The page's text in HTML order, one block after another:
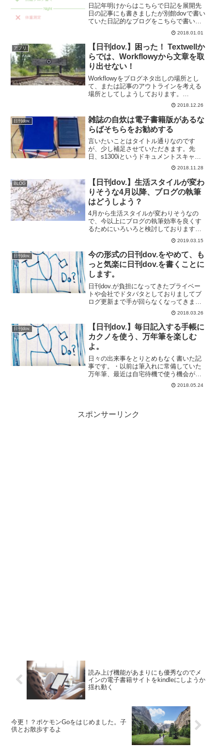
日記年明けからはこちらで日記を展開先
日の記事にも書きましたが別館dovで書い
ていた日記的なブログをこちらで書いて
いこうかと思います。おつきあいお願い
します。さて、移動後の一発目ですね。
この大晦日と正月はわたしの実家にとま
り、元旦には奥さんの...
2018.01.01
アプリ
【日刊dov.】困った！ Textwellか
らでは、Workflowyから文章を取
り出せない！
Workflowyをブログネタ出しの場所とし
て、または記事のアウトラインを考える
場所としてしようしております。
Workflowyで書いたデータはiPhoneですと
TextwellのActionで取り出しておりました
が、先日のiPhone版の...
2018.12.26
日刊dov.
雑誌の自炊は電子書籍版があるな
らばそちらをお勧めする
言いたいことはタイトル通りなのです
が、少し補足させていただきます。先
日、s1300iというドキュメントスキャナ
を購入したと書きましたが、その後20冊
程度自炊しました。自炊していて、ビジ
ネス書等は文字ばかりなので白と黒のコ
ントラストがはっきり...
2018.11.28
BLOG
【日刊dov.】生活スタイルが変わ
りそうな4月以降、ブログの執筆
はどうしよう？
4月から生活スタイルが変わりそうなの
で、今以上にブログの執筆効率を良くす
るためにいろいろと検討しております。
執筆効率を良くするアイテムの1つに上が
ったのが最近流行っている音声入力、今
までも何度か使っていたのですがこれを
本格的に使用するにはど...
2019.03.15
日刊dov.
今の形式の日刊dov.をやめて、も
っと気楽に日刊dov.を書くことに
します。
日刊dov.が負担になってきたプライベー
トや会社でドタバタとしておりましてブ
ログ更新まで手が回らなくなってきまし
た。日刊dov.の作成に追われる日々。今
の形式での日刊dov.を毎日更新すること
が少し負荷に感じるようになってきまし
たのでこの形...
2018.03.26
日刊dov.
【日刊dov.】毎日記入する手帳に
カクノを使う、万年筆を楽しむ
よ。
日々の出来事をとりとめもなく書いた記
事です。・以前は筆入れに常備していた
万年筆、最近は自宅待機で使う機会がど
っと減ってしまいしまた。万年筆の書き
心地が好きで、主にトラベラーズノート
2018.05.24
スポンサーリンク
読み上げ機能があまりにも優秀なのでメ
インの電子書籍サイトをkindleにしようか
揺れ動く
今更！？ポケモンGoをはじめました。子
供とお散歩するよ